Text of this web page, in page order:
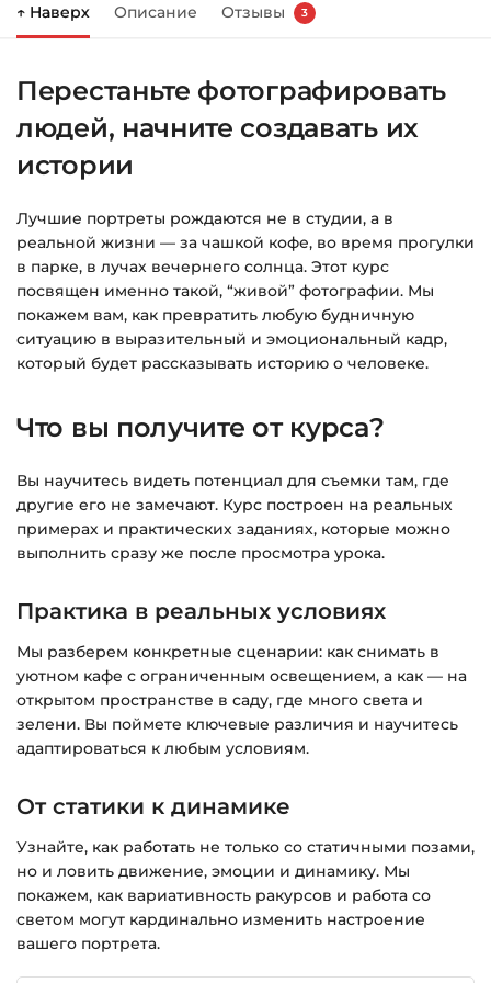
Справа появится корзина — нажмите
Заполните все поля (почта и пароль).
Оплатите удобным способом (более 8
способов оплаты).
благодарности с кнопкой «Перейти к
загрузкам». Нажмите её — и откроется
страница с курсами.
Дополнительно ссылка на курс придёт вам
на email.
времени.
Подробнее об оплате и безопасности — в
справке >>>
Вопросы?Пишите наinfo@siluette.com.ua
↑ Наверх Описание Отзывы 3
Перестаньте фотографировать
людей, начните создавать их
истории
Лучшие портреты рождаются не в студии, а в
реальной жизни — за чашкой кофе, во время прогулки
в парке, в лучах вечернего солнца. Этот курс
посвящен именно такой, “живой” фотографии. Мы
покажем вам, как превратить любую будничную
ситуацию в выразительный и эмоциональный кадр,
который будет рассказывать историю о человеке.
Что вы получите от курса?
Вы научитесь видеть потенциал для съемки там, где
другие его не замечают. Курс построен на реальных
примерах и практических заданиях, которые можно
выполнить сразу же после просмотра урока.
Практика в реальных условиях
Мы разберем конкретные сценарии: как снимать в
уютном кафе с ограниченным освещением, а как — на
открытом пространстве в саду, где много света и
зелени. Вы поймете ключевые различия и научитесь
адаптироваться к любым условиям.
От статики к динамике
Узнайте, как работать не только со статичными позами,
но и ловить движение, эмоции и динамику. Мы
покажем, как вариативность ракурсов и работа со
светом могут кардинально изменить настроение
вашего портрета.